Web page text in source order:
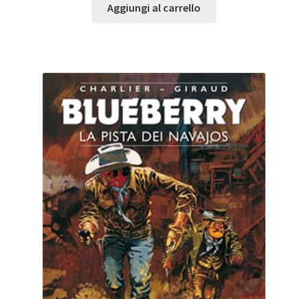
Aggiungi al carrello